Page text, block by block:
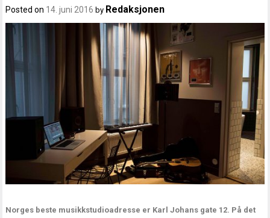
Posted on 14. juni 2016 by Redaksjonen
Norges beste musikkstudioadresse er Karl Johans gate 12. På det